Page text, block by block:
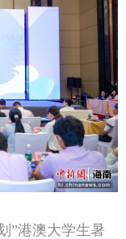
”港澳大学生暑